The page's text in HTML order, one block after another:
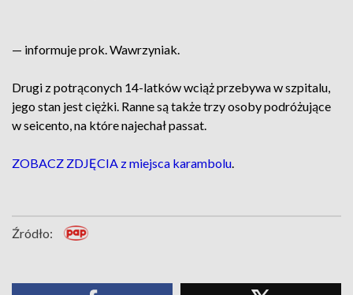
— informuje prok. Wawrzyniak.
Drugi z potrąconych 14-latków wciąż przebywa w szpitalu,
jego stan jest ciężki. Ranne są także trzy osoby podróżujące
w seicento, na które najechał passat.
ZOBACZ ZDJĘCIA z miejsca karambolu.
Źródło: